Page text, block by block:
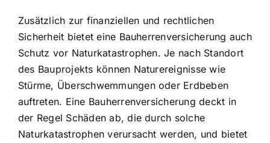
Zusätzlich zur finanziellen und rechtlichen
Sicherheit bietet eine Bauherrenversicherung auch
Schutz vor Naturkatastrophen. Je nach Standort
des Bauprojekts können Naturereignisse wie
Stürme, Überschwemmungen oder Erdbeben
auftreten. Eine Bauherrenversicherung deckt in
der Regel Schäden ab, die durch solche
Naturkatastrophen verursacht werden, und bietet